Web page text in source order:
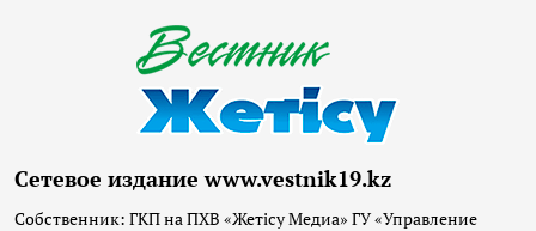
Сетевое издание www.vestnik19.kz
Собственник: ГКП на ПХВ «Жетісу Медиа» ГУ «Управление